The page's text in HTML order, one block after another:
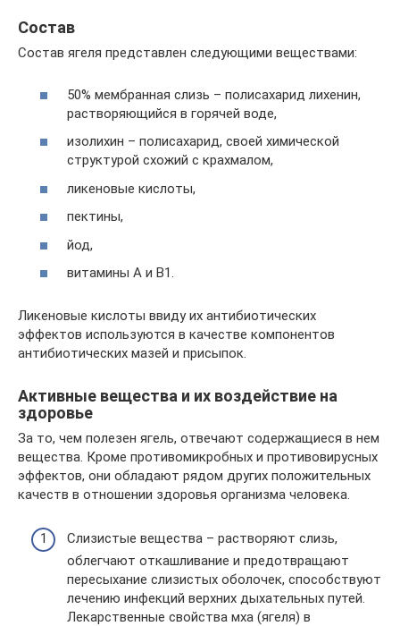
Состав
Состав ягеля представлен следующими веществами:
50% мембранная слизь – полисахарид лихенин,
растворяющийся в горячей воде,
изолихин – полисахарид, своей химической
структурой схожий с крахмалом,
ликеновые кислоты,
пектины,
йод,
витамины А и В1.
Ликеновые кислоты ввиду их антибиотических
эффектов используются в качестве компонентов
антибиотических мазей и присыпок.
Активные вещества и их воздействие на
здоровье
За то, чем полезен ягель, отвечают содержащиеся в нем
вещества. Кроме противомикробных и противовирусных
эффектов, они обладают рядом других положительных
качеств в отношении здоровья организма человека.
Слизистые вещества – растворяют слизь,
облегчают откашливание и предотвращают
пересыхание слизистых оболочек, способствуют
лечению инфекций верхних дыхательных путей.
Лекарственные свойства мха (ягеля) в